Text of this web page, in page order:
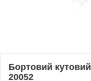
Бортовий
20052